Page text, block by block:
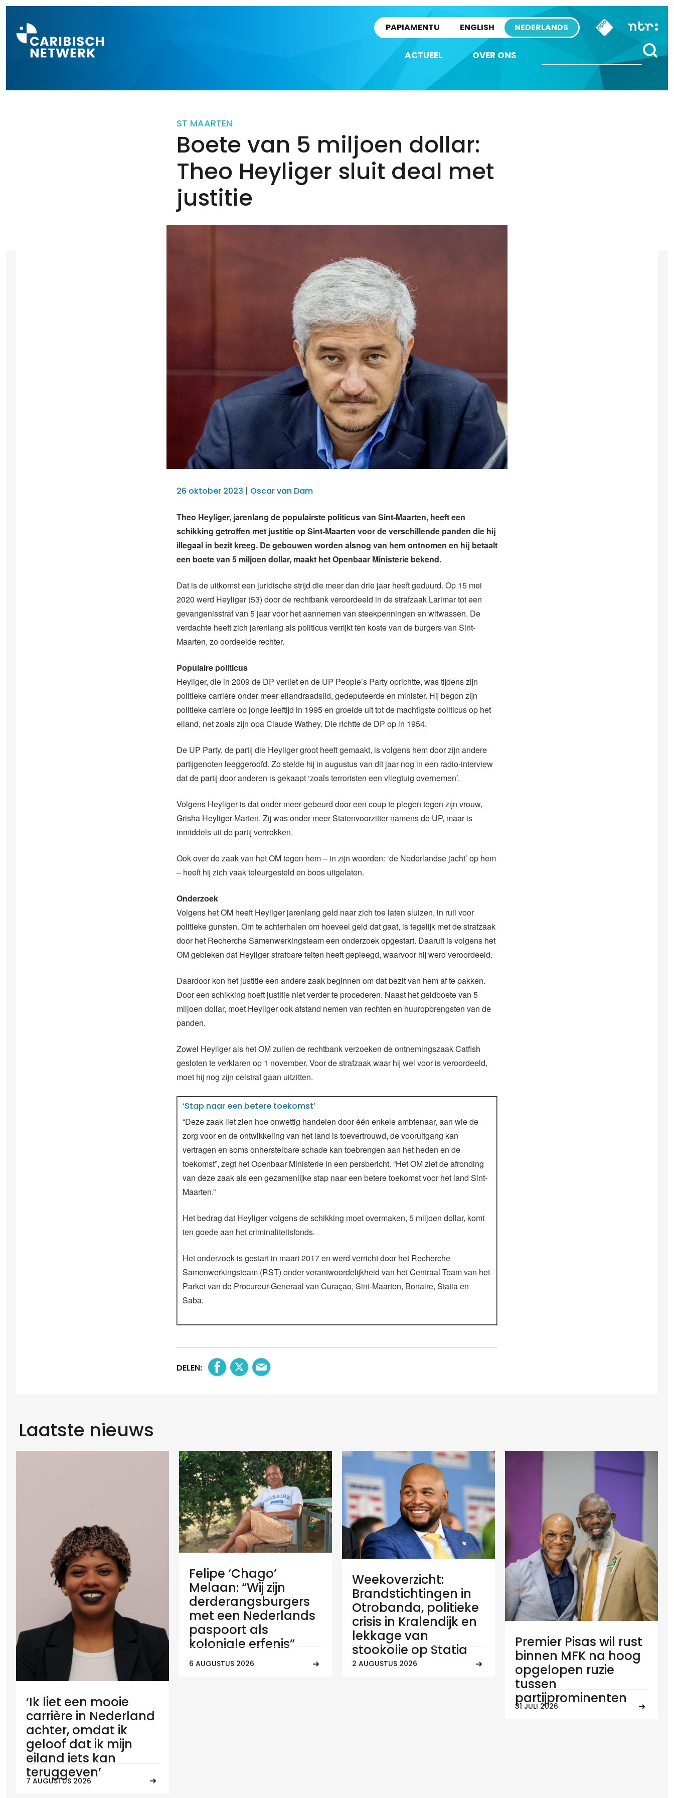
PAPIAMENTU ENGLISH NEDERLANDS
ACTUEEL OVER ONS
ST MAARTEN
Boete van 5 miljoen dollar:
Theo Heyliger sluit deal met
justitie
26 oktober 2023 | Oscar van Dam
Theo Heyliger, jarenlang de populairste politicus van Sint-Maarten, heeft een
schikking getroffen met justitie op Sint-Maarten voor de verschillende panden die hij
illegaal in bezit kreeg. De gebouwen worden alsnog van hem ontnomen en hij betaalt
een boete van 5 miljoen dollar, maakt het Openbaar Ministerie bekend.
Dat is de uitkomst een juridische strijd die meer dan drie jaar heeft geduurd. Op 15 mei
2020 werd Heyliger (53) door de rechtbank veroordeeld in de strafzaak Larimar tot een
gevangenisstraf van 5 jaar voor het aannemen van steekpenningen en witwassen. De
verdachte heeft zich jarenlang als politicus verrijkt ten koste van de burgers van Sint-
Maarten, zo oordeelde rechter.
Populaire politicus
Heyliger, die in 2009 de DP verliet en de UP People’s Party oprichtte, was tijdens zijn
politieke carrière onder meer eilandraadslid, gedeputeerde en minister. Hij begon zijn
politieke carrière op jonge leeftijd in 1995 en groeide uit tot de machtigste politicus op het
eiland, net zoals zijn opa Claude Wathey. Die richtte de DP op in 1954.
De UP Party, de partij die Heyliger groot heeft gemaakt, is volgens hem door zijn andere
partijgenoten leeggeroofd. Zo stelde hij in augustus van dit jaar nog in een radio-interview
dat de partij door anderen is gekaapt ‘zoals terroristen een vliegtuig overnemen’.
Volgens Heyliger is dat onder meer gebeurd door een coup te plegen tegen zijn vrouw,
Grisha Heyliger-Marten. Zij was onder meer Statenvoorzitter namens de UP, maar is
inmiddels uit de partij vertrokken.
Ook over de zaak van het OM tegen hem – in zijn woorden: ‘de Nederlandse jacht’ op hem
– heeft hij zich vaak teleurgesteld en boos uitgelaten.
Onderzoek
Volgens het OM heeft Heyliger jarenlang geld naar zich toe laten sluizen, in ruil voor
politieke gunsten. Om te achterhalen om hoeveel geld dat gaat, is tegelijk met de strafzaak
door het Recherche Samenwerkingsteam een onderzoek opgestart. Daaruit is volgens het
OM gebleken dat Heyliger strafbare feiten heeft gepleegd, waarvoor hij werd veroordeeld.
Daardoor kon het justitie een andere zaak beginnen om dat bezit van hem af te pakken.
Door een schikking hoeft justitie niet verder te procederen. Naast het geldboete van 5
miljoen dollar, moet Heyliger ook afstand nemen van rechten en huuropbrengsten van de
panden.
Zowel Heyliger als het OM zullen de rechtbank verzoeken de ontnemingszaak Catfish
gesloten te verklaren op 1 november. Voor de strafzaak waar hij wel voor is veroordeeld,
moet hij nog zijn celstraf gaan uitzitten.
‘Stap naar een betere toekomst’
“Deze zaak liet zien hoe onwettig handelen door één enkele ambtenaar, aan wie de
zorg voor en de ontwikkeling van het land is toevertrouwd, de vooruitgang kan
vertragen en soms onherstelbare schade kan toebrengen aan het heden en de
toekomst”, zegt het Openbaar Ministerie in een persbericht. “Het OM ziet de afronding
van deze zaak als een gezamenlijke stap naar een betere toekomst voor het land Sint-
Maarten.”
Het bedrag dat Heyliger volgens de schikking moet overmaken, 5 miljoen dollar, komt
ten goede aan het criminaliteitsfonds.
Het onderzoek is gestart in maart 2017 en werd verricht door het Recherche
Samenwerkingsteam (RST) onder verantwoordelijkheid van het Centraal Team van het
Parket van de Procureur-Generaal van Curaçao, Sint-Maarten, Bonaire, Statia en
Saba.
DELEN:
Laatste nieuws
‘Ik liet een mooie
carrière in Nederland
achter, omdat ik
geloof dat ik mijn
eiland iets kan
teruggeven’
7 AUGUSTUS 2026
Felipe ‘Chago’
Melaan: “Wij zijn
derderangsburgers
met een Nederlands
paspoort als
koloniale erfenis”
6 AUGUSTUS 2026
Weekoverzicht:
Brandstichtingen in
Otrobanda, politieke
crisis in Kralendijk en
lekkage van
stookolie op Statia
2 AUGUSTUS 2026
Premier Pisas wil rust
binnen MFK na hoog
opgelopen ruzie
tussen
partijprominenten
31 JULI 2026